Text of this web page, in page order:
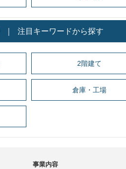
注目キーワードから探す
2階建て
倉庫・工場
事業内容